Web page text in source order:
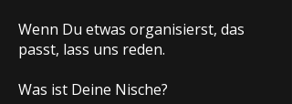
Wenn Du etwas organisierst, das
passt, lass uns reden.
Was ist Deine Nische?